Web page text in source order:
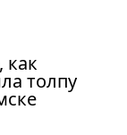
как
толпу